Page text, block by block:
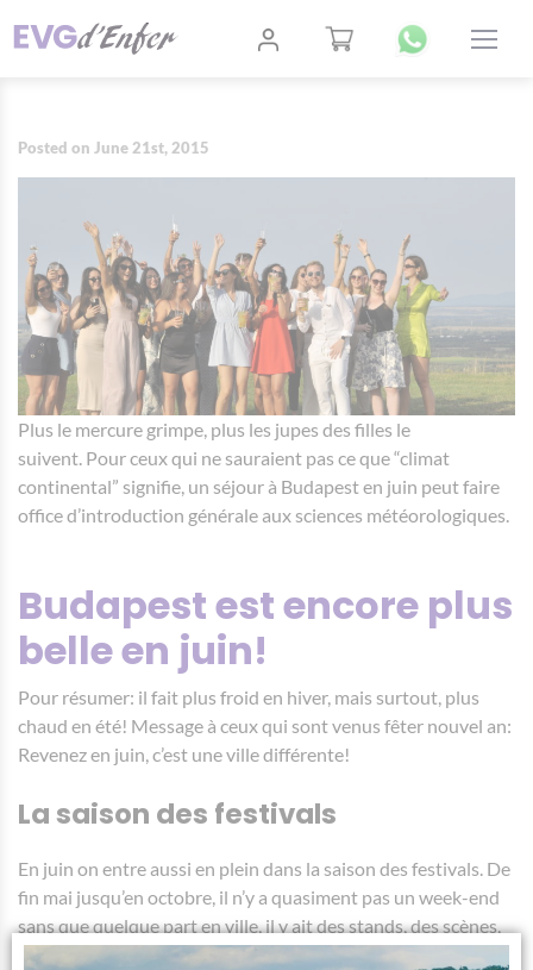
Posted on June 21st, 2015
Plus le mercure grimpe, plus les jupes des filles le
suivent. Pour ceux qui ne sauraient pas ce que “climat
continental” signifie, un séjour à Budapest en juin peut faire
office d’introduction générale aux sciences météorologiques.
Budapest est encore plus
belle en juin!
Pour résumer: il fait plus froid en hiver, mais surtout, plus
chaud en été! Message à ceux qui sont venus fêter nouvel an:
Revenez en juin, c’est une ville différente!
La saison des festivals
En juin on entre aussi en plein dans la saison des festivals. De
fin mai jusqu’en octobre, il n’y a quasiment pas un week-end
sans que quelque part en ville, il y ait des stands, des scènes,
des animations. Que ce soit le festival de la bière, celui du vin,